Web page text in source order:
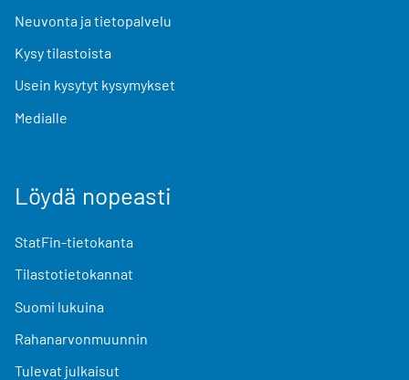
Neuvonta ja tietopalvelu
Kysy tilastoista
Usein kysytyt kysymykset
Medialle
Löydä nopeasti
StatFin-tietokanta
Tilastotietokannat
Suomi lukuina
Rahanarvonmuunnin
Tulevat julkaisut